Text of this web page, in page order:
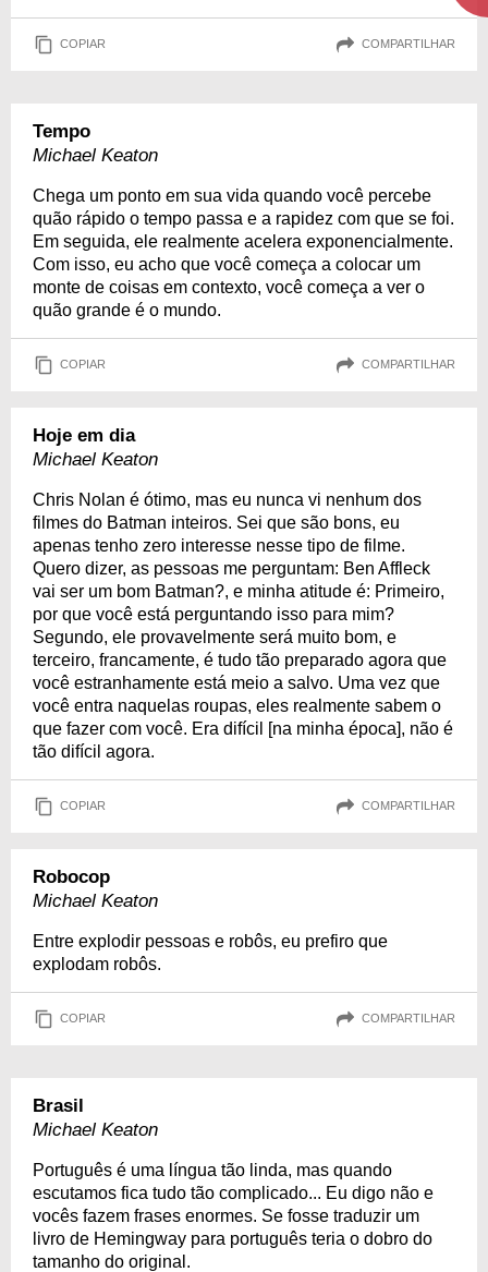
COPIAR COMPARTILHAR
Tempo
Michael Keaton
Chega um ponto em sua vida quando você percebe
quão rápido o tempo passa e a rapidez com que se foi.
Em seguida, ele realmente acelera exponencialmente.
Com isso, eu acho que você começa a colocar um
monte de coisas em contexto, você começa a ver o
quão grande é o mundo.
COPIAR COMPARTILHAR
Hoje em dia
Michael Keaton
Chris Nolan é ótimo, mas eu nunca vi nenhum dos
filmes do Batman inteiros. Sei que são bons, eu
apenas tenho zero interesse nesse tipo de filme.
Quero dizer, as pessoas me perguntam: Ben Affleck
vai ser um bom Batman?, e minha atitude é: Primeiro,
por que você está perguntando isso para mim?
Segundo, ele provavelmente será muito bom, e
terceiro, francamente, é tudo tão preparado agora que
você estranhamente está meio a salvo. Uma vez que
você entra naquelas roupas, eles realmente sabem o
que fazer com você. Era difícil [na minha época], não é
tão difícil agora.
COPIAR COMPARTILHAR
Robocop
Michael Keaton
Entre explodir pessoas e robôs, eu prefiro que
explodam robôs.
COPIAR COMPARTILHAR
Brasil
Michael Keaton
Português é uma língua tão linda, mas quando
escutamos fica tudo tão complicado... Eu digo não e
vocês fazem frases enormes. Se fosse traduzir um
livro de Hemingway para português teria o dobro do
tamanho do original.